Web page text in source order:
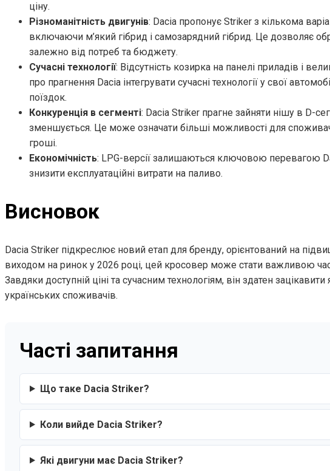
ціну.
Різноманітність двигунів: Dacia пропонує Striker з кількома
включаючи м’який гібрид і самозарядний гібрид. Це дозволяє
залежно від потреб та бюджету.
Сучасні технології: Відсутність козирка на панелі приладів і
про прагнення Dacia інтегрувати сучасні технології у свої
поїздок.
Конкуренція в сегменті: Dacia Striker прагне зайняти нішу в D-
зменшується. Це може означати більші можливості для
гроші.
Економічність: LPG-версії залишаються ключовою перевагою
знизити експлуатаційні витрати на паливо.
Висновок
Dacia Striker підкреслює новий етап для бренду, орієнтований на
виходом на ринок у 2026 році, цей кросовер може стати важливою
Завдяки доступній ціні та сучасним технологіям, він здатен
українських споживачів.
Часті запитання
Що таке Dacia Striker?
Коли вийде Dacia Striker?
Які двигуни має Dacia Striker?